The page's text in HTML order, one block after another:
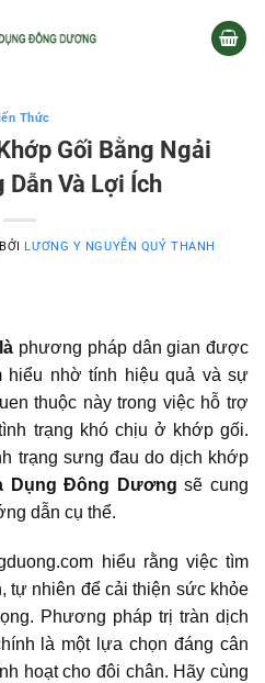
Thức
Gối Bằng Ngải
Dẫn Và Lợi Ích
BỞI LƯƠNG Y NGUYỄN QUÝ THANH
phương pháp dân gian được
hiểu nhờ tính hiệu quả và sự
thuộc này trong việc hỗ trợ
trạng khó chịu ở khớp gối.
trạng sưng đau do dịch khớp
Dụng Đông Dương sẽ cung
dẫn cụ thể.
hiểu rằng việc tìm
tự nhiên để cải thiện sức khỏe
Phương pháp trị tràn dịch
là một lựa chọn đáng cân
hoạt cho đôi chân. Hãy cùng